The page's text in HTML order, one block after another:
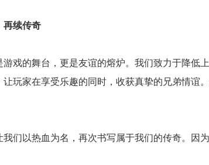
再续传奇
游戏的舞台，更是友谊的熔炉。我们致力于降低
让玩家在享受乐趣的同时，收获真挚的兄弟情谊
们以热血为名，再次书写属于我们的传奇。因